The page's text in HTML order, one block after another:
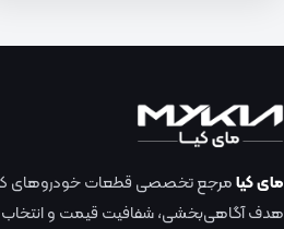
مای کیامرجع تخصصی قطعات خودروهای
هدف آگاهی‌بخشی، شفافیت قیمت و